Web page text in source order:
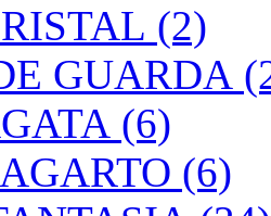
(2)
GUARDA
(6)
(6)